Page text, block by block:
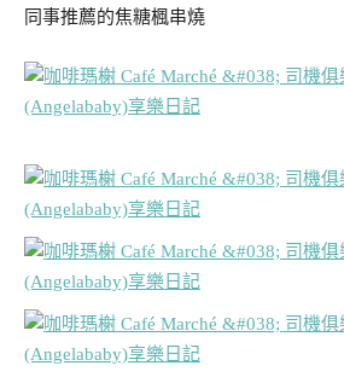
同事推薦的焦糖楓串燒